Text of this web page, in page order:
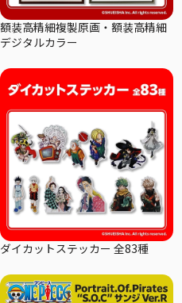
額装高精細複製原画・額装高精細
デジタルカラー
ダイカットステッカー 全83種